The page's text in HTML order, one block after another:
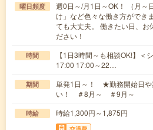
曜日頻度
週0日～/月1日～OK！ （月
け」など色々な働き方ができ
ても大丈夫。 働きたい日、お
ださい！
時間
【1日3時間～も相談OK!】＜
17:00 17:00～22…
期間
単発1日～！ ★勤務開始日や
い！ ＃8月～ ＃9月～
時給 時給1,300円～1,875円